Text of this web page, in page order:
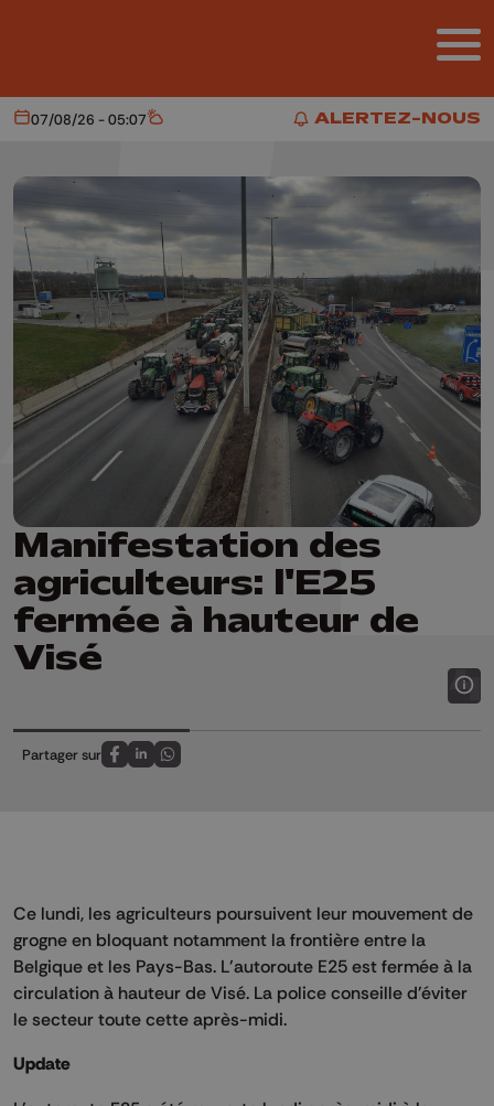
ALERTEZ-NOUS
ALERTEZ-NOUS
Aujourd'hui
07/08/26 - 05:07 Météo
Manifestation des
agriculteurs: l'E25
fermée à hauteur de
Visé
Partager sur
Partagez sur FaceBook
Partagez sur LinkedIn
Partagez sur Whatsapp
Ce lundi, les agriculteurs poursuivent leur mouvement de
grogne en bloquant notamment la frontière entre la
Belgique et les Pays-Bas. L'autoroute E25 est fermée à la
circulation à hauteur de Visé. La police conseille d'éviter
le secteur toute cette après-midi.
Update